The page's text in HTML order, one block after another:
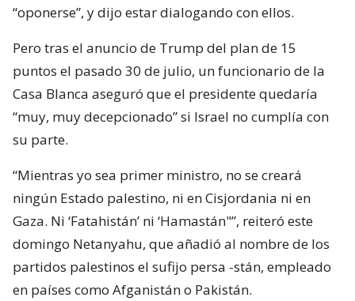
“oponerse”, y dijo estar dialogando con ellos.
Pero tras el anuncio de Trump del plan de 15
puntos el pasado 30 de julio, un funcionario de la
Casa Blanca aseguró que el presidente quedaría
“muy, muy decepcionado” si Israel no cumplía con
su parte.
“Mientras yo sea primer ministro, no se creará
ningún Estado palestino, ni en Cisjordania ni en
Gaza. Ni ‘Fatahistán’ ni ‘Hamastán"”, reiteró este
domingo Netanyahu, que añadió al nombre de los
partidos palestinos el sufijo persa -stán, empleado
en países como Afganistán o Pakistán.